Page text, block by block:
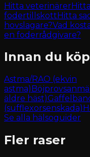
Hitta veterinärer
fodertillskottHitta
hovslagare?Vad
en foderrådgivare?
Innan du
Astma/RAO (ekvin
astma)
äldre häst)
(sufflexorsenskada)
Se alla hälsoguider
Fler raser